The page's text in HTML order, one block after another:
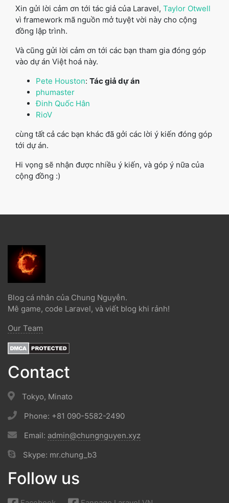
Xin gửi lời cảm ơn tới tác giả của Laravel, Taylor Otwell
vì framework mã nguồn mở tuyệt vời này cho cộng
đồng lập trình.
Và cũng gửi lời cảm ơn tới các bạn tham gia đóng góp
vào dự án Việt hoá này.
Pete Houston: Tác giả dự án
phumaster
Đinh Quốc Hân
RioV
cùng tất cả các bạn khác đã gởi các lời ý kiến đóng góp
tới dự án.
Hi vọng sẽ nhận được nhiều ý kiến, và góp ý nữa của
cộng đồng :)
Blog cá nhân của Chung Nguyễn.
Mê game, code Laravel, và viết blog khi rảnh!
Our Team
Contact
Tokyo, Minato
Phone: +81 090-5582-2490
Email: admin@chungnguyen.xyz
Skype: mr.chung_b3
Follow us